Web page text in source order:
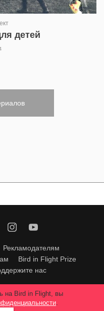
детей
Рекламодателям
Bird in Flight Prize
нас
только с согласия
In Flight.
на Bird in Flight, вы
.